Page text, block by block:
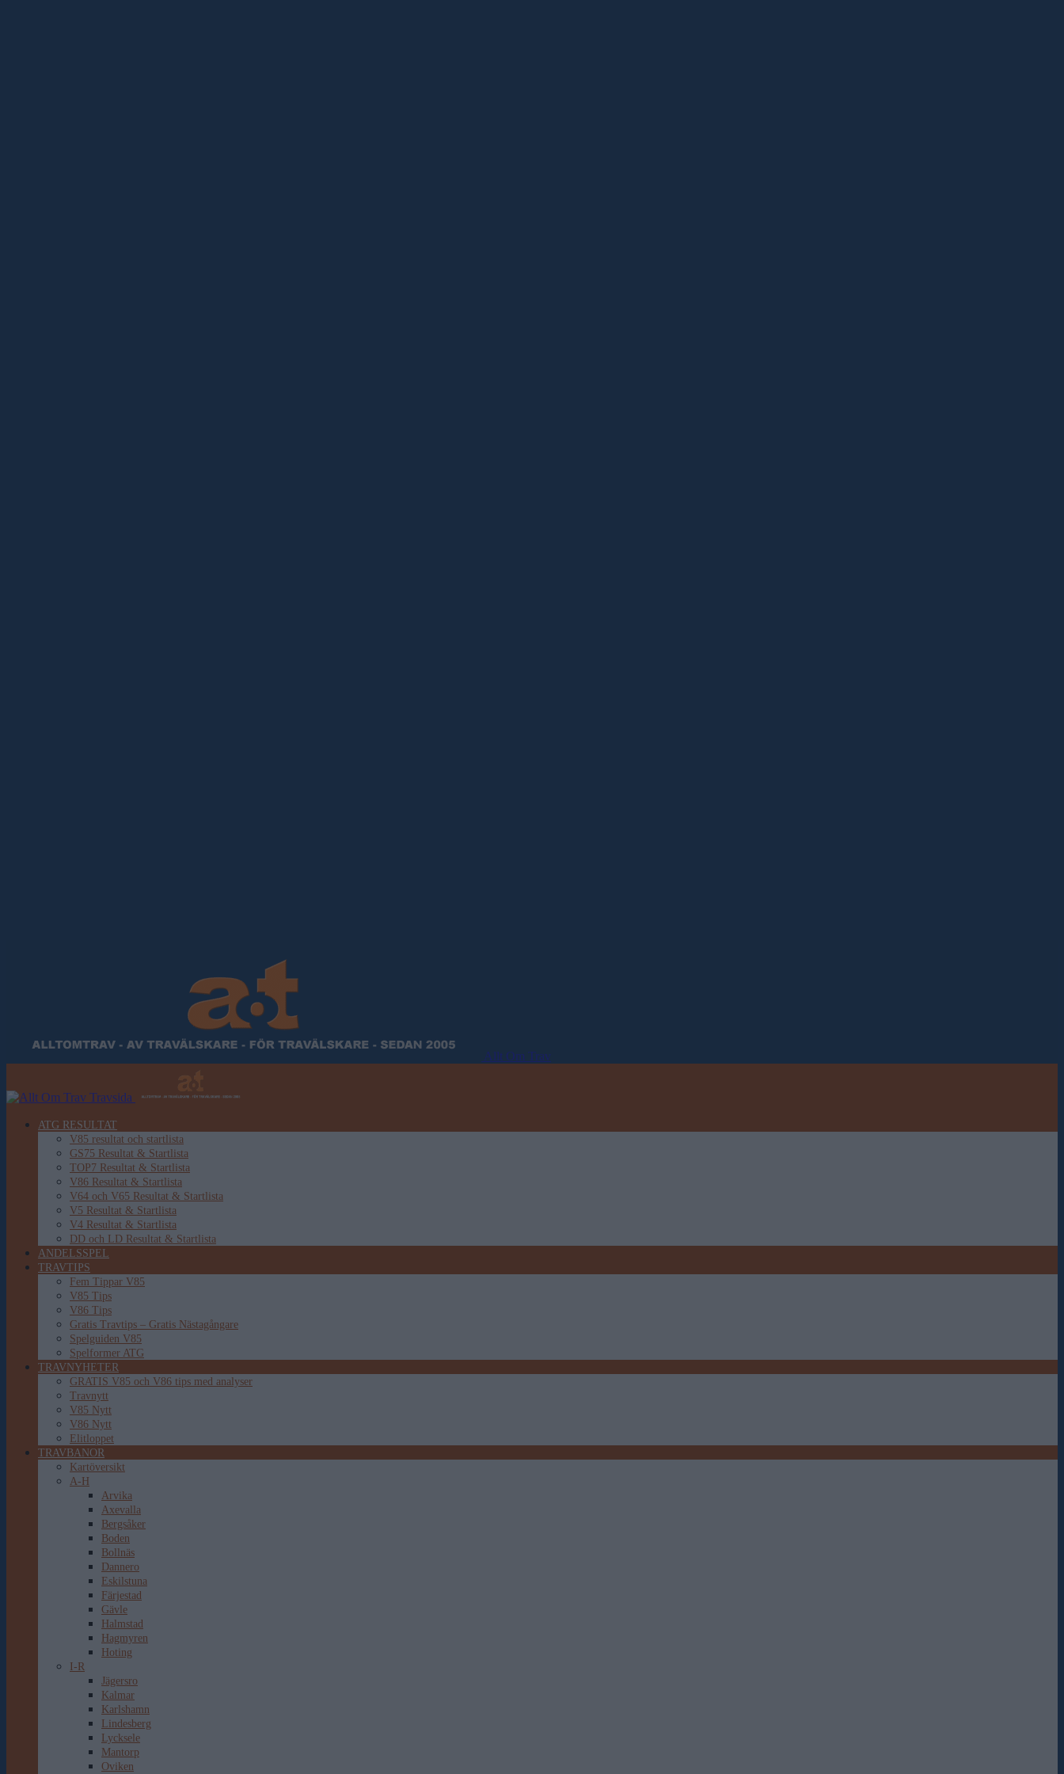
Allt Om Trav
ATG RESULTAT
V85 resultat och startlista
GS75 Resultat & Startlista
TOP7 Resultat & Startlista
V86 Resultat & Startlista
V64 och V65 Resultat & Startlista
V5 Resultat & Startlista
V4 Resultat & Startlista
DD och LD Resultat & Startlista
ANDELSSPEL
TRAVTIPS
Fem Tippar V85
V85 Tips
V86 Tips
Gratis Travtips – Gratis Nästagångare
Spelguiden V85
Spelformer ATG
TRAVNYHETER
GRATIS V85 och V86 tips med analyser
Travnytt
V85 Nytt
V86 Nytt
Elitloppet
TRAVBANOR
Kartöversikt
A-H
Arvika
Axevalla
Bergsåker
Boden
Bollnäs
Dannero
Eskilstuna
Färjestad
Gävle
Halmstad
Hagmyren
Hoting
I-R
Jägersro
Kalmar
Karlshamn
Lindesberg
Lycksele
Mantorp
Oviken